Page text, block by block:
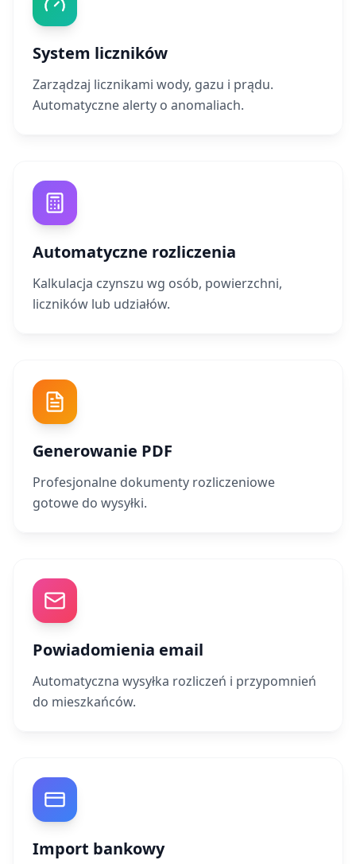
System liczników
Zarządzaj licznikami wody, gazu i prądu.
Automatyczne alerty o anomaliach.
Automatyczne rozliczenia
Kalkulacja czynszu wg osób, powierzchni,
liczników lub udziałów.
Generowanie PDF
Profesjonalne dokumenty rozliczeniowe
gotowe do wysyłki.
Powiadomienia email
Automatyczna wysyłka rozliczeń i przypomnień
do mieszkańców.
Import bankowy